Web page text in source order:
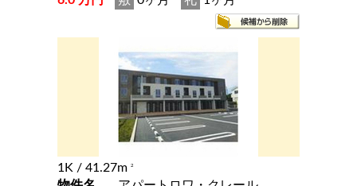
1K / 41.27m 2